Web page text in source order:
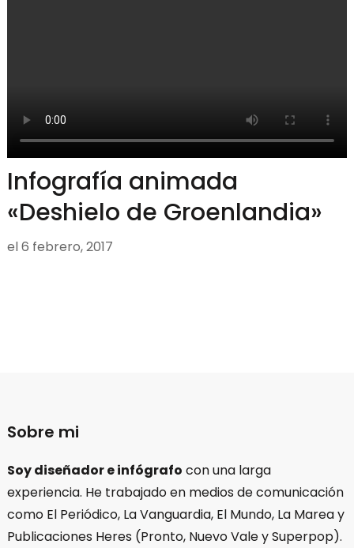
Infografía animada
«Deshielo de Groenlandia»
el6 febrero, 2017
Sobre mi
Soy diseñador e infógrafo con una larga
experiencia. He trabajado en medios de comunicación
como El Periódico, La Vanguardia, El Mundo, La Marea y
Publicaciones Heres (Pronto, Nuevo Vale y Superpop).